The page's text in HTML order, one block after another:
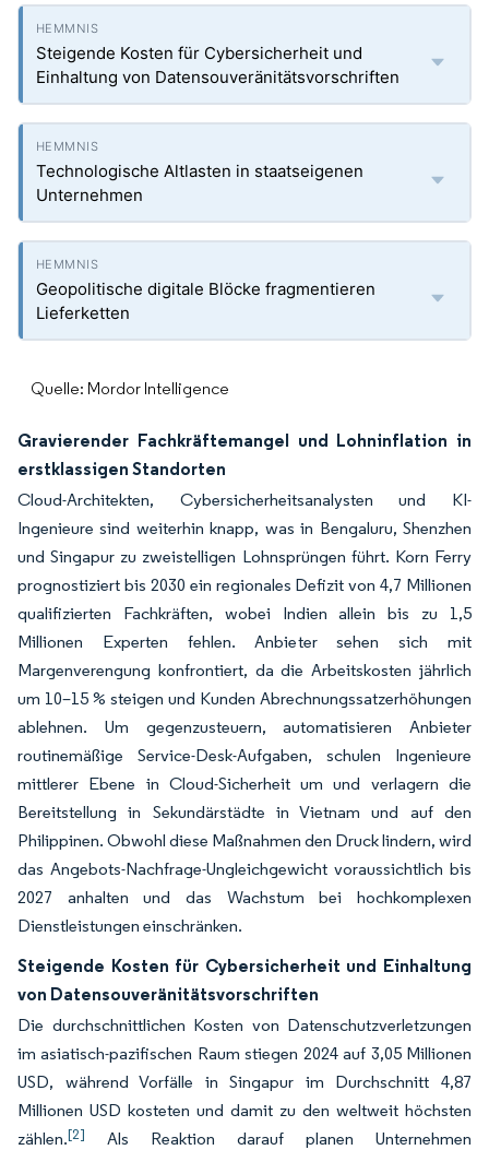
Steigende Kosten für Cybersicherheit und
Einhaltung von Datensouveränitätsvorschriften
Technologische Altlasten in staatseigenen
Unternehmen
Geopolitische digitale Blöcke fragmentieren
Lieferketten
Quelle: Mordor Intelligence
Gravierender Fachkräftemangel und Lohninflation in
erstklassigen Standorten
Cloud-Architekten, Cybersicherheitsanalysten und KI-
Ingenieure sind weiterhin knapp, was in Bengaluru, Shenzhen
und Singapur zu zweistelligen Lohnsprüngen führt. Korn Ferry
prognostiziert bis 2030 ein regionales Defizit von 4,7 Millionen
qualifizierten Fachkräften, wobei Indien allein bis zu 1,5
Millionen Experten fehlen. Anbieter sehen sich mit
Margenverengung konfrontiert, da die Arbeitskosten jährlich
um 10–15 % steigen und Kunden Abrechnungssatzerhöhungen
ablehnen. Um gegenzusteuern, automatisieren Anbieter
routinemäßige Service-Desk-Aufgaben, schulen Ingenieure
mittlerer Ebene in Cloud-Sicherheit um und verlagern die
Bereitstellung in Sekundärstädte in Vietnam und auf den
Philippinen. Obwohl diese Maßnahmen den Druck lindern, wird
das Angebots-Nachfrage-Ungleichgewicht voraussichtlich bis
2027 anhalten und das Wachstum bei hochkomplexen
Dienstleistungen einschränken.
Steigende Kosten für Cybersicherheit und Einhaltung
von Datensouveränitätsvorschriften
Die durchschnittlichen Kosten von Datenschutzverletzungen
im asiatisch-pazifischen Raum stiegen 2024 auf 3,05 Millionen
USD, während Vorfälle in Singapur im Durchschnitt 4,87
Millionen USD kosteten und damit zu den weltweit höchsten
zählen.[2]
Als Reaktion darauf planen Unternehmen